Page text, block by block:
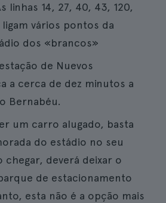
linhas 14, 27, 40, 43, 120,
ligam vários pontos da
dos «brancos»
de Nuevos
a cerca de dez minutos a
Bernabéu.
um carro alugado, basta
do estádio no seu
chegar, deverá deixar o
de estacionamento
esta não é a opção mais